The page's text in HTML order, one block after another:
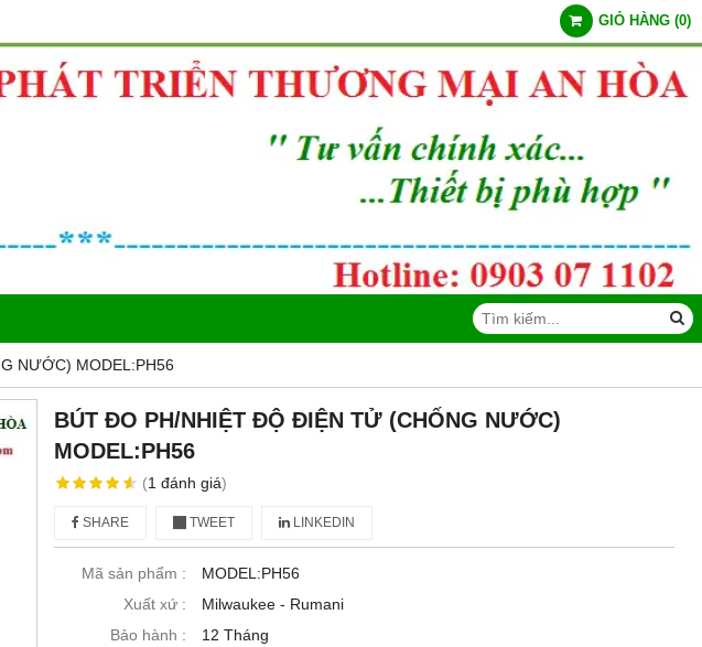
GIỎ HÀNG (0)
NƯỚC) MODEL:PH56
BÚT ĐO PH/NHIỆT ĐỘ ĐIỆN TỬ (CHỐNG NƯỚC)
MODEL:PH56
(1đánh giá)
SHARE TWEET LINKEDIN
Mã sản phẩm :
MODEL:PH56
Xuất xứ :
Milwaukee - Rumani
Bảo hành :
12 Tháng